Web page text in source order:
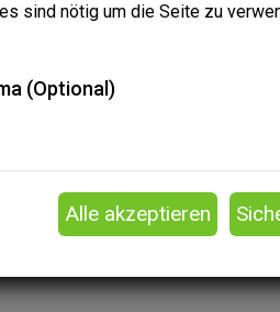
sind nötig um die Seite zu
(Optional)